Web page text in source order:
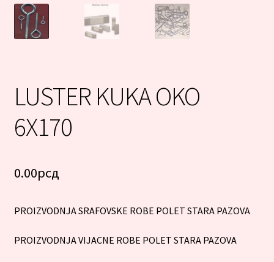
LUSTER KUKA OKO
6X170
0.00рсд
PROIZVODNJA SRAFOVSKE ROBE POLET STARA PAZOVA
PROIZVODNJA VIJACNE ROBE POLET STARA PAZOVA